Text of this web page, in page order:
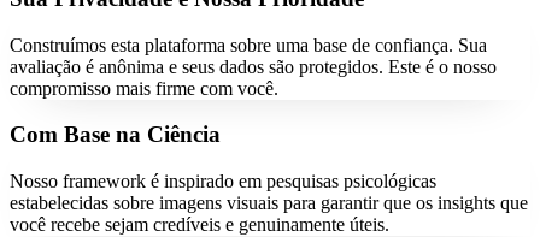
Construímos esta plataforma sobre uma base de confiança. Sua
avaliação é anônima e seus dados são protegidos. Este é o nosso
compromisso mais firme com você.
Com Base na Ciência
Nosso framework é inspirado em pesquisas psicológicas
estabelecidas sobre imagens visuais para garantir que os insights que
você recebe sejam credíveis e genuinamente úteis.